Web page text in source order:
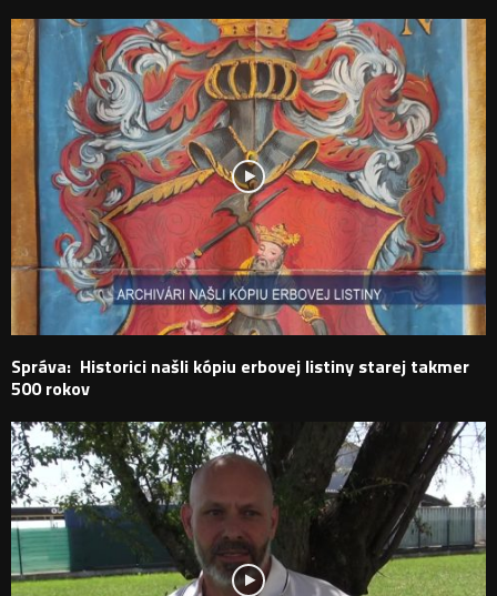
Správa: Historici našli kópiu erbovej listiny starej takmer
500 rokov